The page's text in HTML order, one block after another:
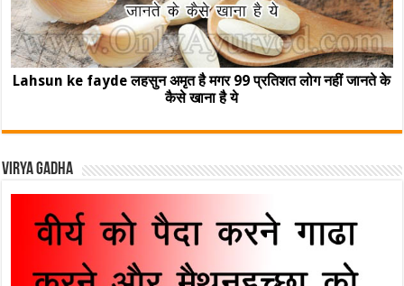
Lahsun ke fayde लहसुन अमृत है मगर 99 प्रतिशत लोग नहीं जानते के
कैसे खाना है ये
Virya Gadha